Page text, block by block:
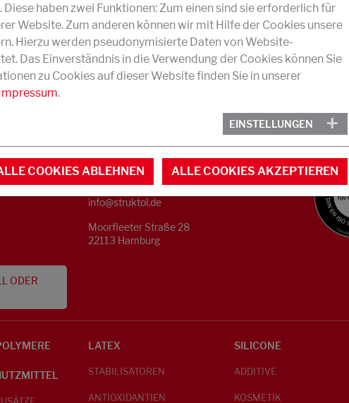
ODER
KONTAKT
Telefon +49 40 733 62 - 0
info@struktol.de
Moorfleeter Straße 28
22113 Hamburg
LATEX
STABILISATOREN
ANTIOXIDANTIEN
SILICONE
ADDITIVE
KOSMETIK
haben zwei Funktionen: Zum einen sind sie erforderlich für
Website. Zum anderen können wir mit Hilfe der Cookies unsere
Hierzu werden pseudonymisierte Daten von Website-
Das Einverständnis in die Verwendung der Cookies können Sie
zu Cookies auf dieser Website finden Sie in unserer
.
EINSTELLUNGEN
COOKIES ABLEHNEN ALLE COOKIES AKZEPTIEREN